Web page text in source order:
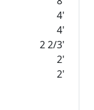
4'
4'
2 2/3'
2'
2'